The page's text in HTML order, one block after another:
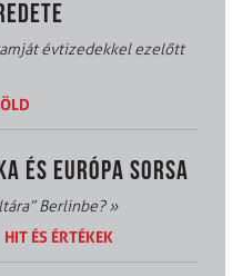
évtizedekkel ezelőtt
ÉS EURÓPA SORSA
Berlinbe?»
HIT ÉS ÉRTÉKEK